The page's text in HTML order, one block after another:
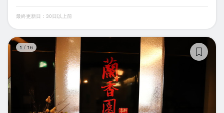
最終更新日：30日以上前
1 / 16